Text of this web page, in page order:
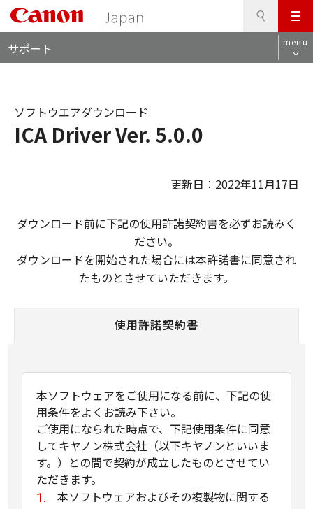
メ
ニ
ュ
サポート menu
ICA Driver Ver. 5.0.0
ソフトウエアダウンロード
更新日：2022年11月17日
ダウンロード前に下記の使用許諾契約書を必ずお読みく
ださい。
ダウンロードを開始された場合には本許諾書に同意され
たものとさせていただきます。
使用許諾契約書
本ソフトウェアをご使用になる前に、下記の使
用条件をよくお読み下さい。
ご使用になられた時点で、下記使用条件に同意
してキヤノン株式会社（以下キヤノンといいま
す。）との間で契約が成立したものとさせてい
ただきます。
本ソフトウェアおよびその複製物に関する